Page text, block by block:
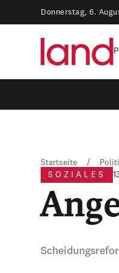
Donnerstag, 6.
Startseite /
SOZIALES